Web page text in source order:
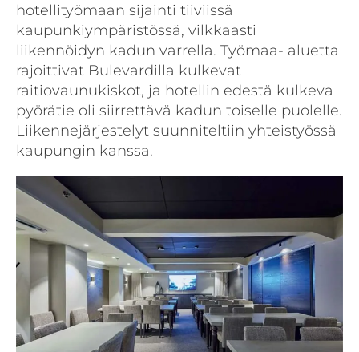
hotellityömaan sijainti tiiviissä
kaupunkiympäristössä, vilkkaasti
liikennöidyn kadun varrella. Työmaa- aluetta
rajoittivat Bulevardilla kulkevat
raitiovaunukiskot, ja hotellin edestä kulkeva
pyörätie oli siirrettävä kadun toiselle puolelle.
Liikennejärjestelyt suunniteltiin yhteistyössä
kaupungin kanssa.